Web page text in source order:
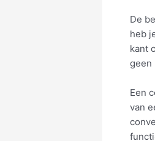
De
heb
kant
geen
Een
van